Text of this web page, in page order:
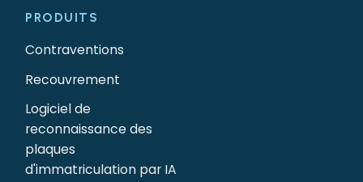
PRODUITS
Contraventions
Recouvrement
Logiciel de
reconnaissance des
plaques
d'immatriculation par IA